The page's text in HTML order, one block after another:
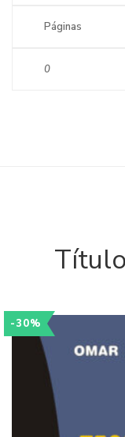
Páginas
0
-30%